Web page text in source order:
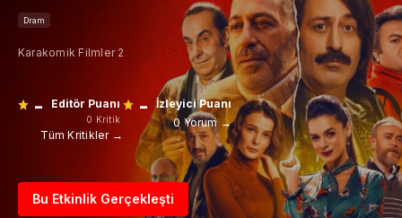
Dram
Karakomik Filmler 2
- Editör Puanı
0 Kritik
Tüm Kritikler →
-
İzleyici Puanı
0 Yorum →
Bu Etkinlik Gerçekleşti